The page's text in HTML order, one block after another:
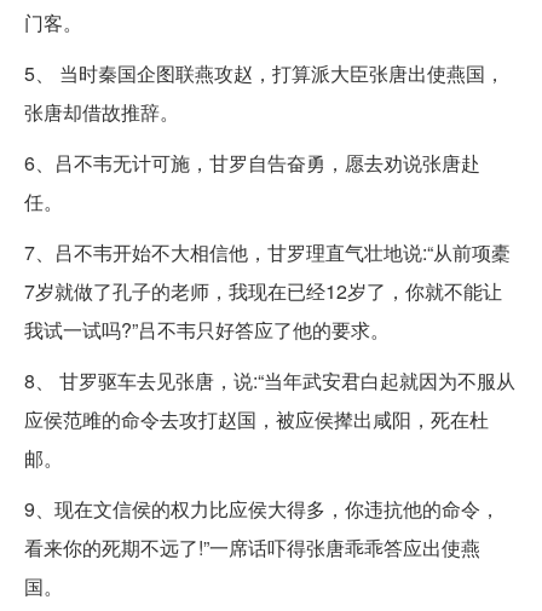
门客。
5、 当时秦国企图联燕攻赵，打算派大臣张唐出使燕国，
张唐却借故推辞。
6、吕不韦无计可施，甘罗自告奋勇，愿去劝说张唐赴
任。
7、吕不韦开始不大相信他，甘罗理直气壮地说:“从前项橐
7岁就做了孔子的老师，我现在已经12岁了，你就不能让
我试一试吗?”吕不韦只好答应了他的要求。
8、 甘罗驱车去见张唐，说:“当年武安君白起就因为不服从
应侯范雎的命令去攻打赵国，被应侯撵出咸阳，死在杜
邮。
9、现在文信侯的权力比应侯大得多，你违抗他的命令，
看来你的死期不远了!”一席话吓得张唐乖乖答应出使燕
国。